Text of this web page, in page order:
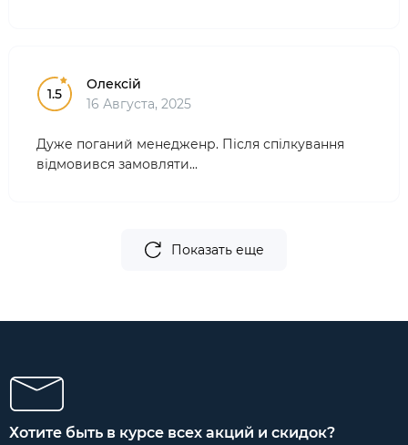
1.5
Олексій
16 Августа, 2025
Дуже поганий менедженр. Після спілкування
відмовився замовляти...
Показать еще
Хотите быть в курсе всех акций и скидок?